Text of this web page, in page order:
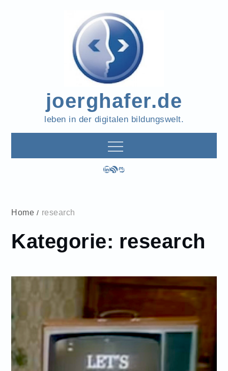
joerghafer.de
leben in der digitalen bildungswelt.
LinkedIn
RSS-FeedMastodon
Home research
Kategorie: research